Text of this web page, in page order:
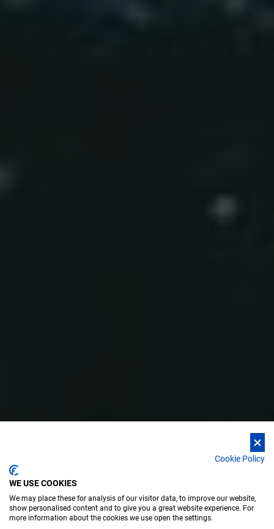
Cookie Policy
WE USE COOKIES
We may place these for analysis of our visitor data, to improve our website,
show personalised content and to give you a great website experience. For
more information about the cookies we use open the settings.